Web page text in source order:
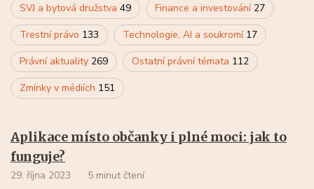
SVJ a bytová družstva 49 Finance a investování 27
Trestní právo 133 Technologie, AI a soukromí 17
Právní aktuality 269 Ostatní právní témata 112
Zmínky v médiích 151
Aplikace místo občanky i plné moci: jak to
funguje?
29. října 2023 5 minut čtení